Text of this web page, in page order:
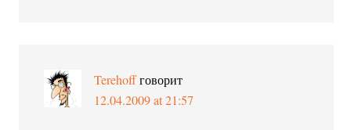
Terehoffговорит
12.04.2009 at 21:57